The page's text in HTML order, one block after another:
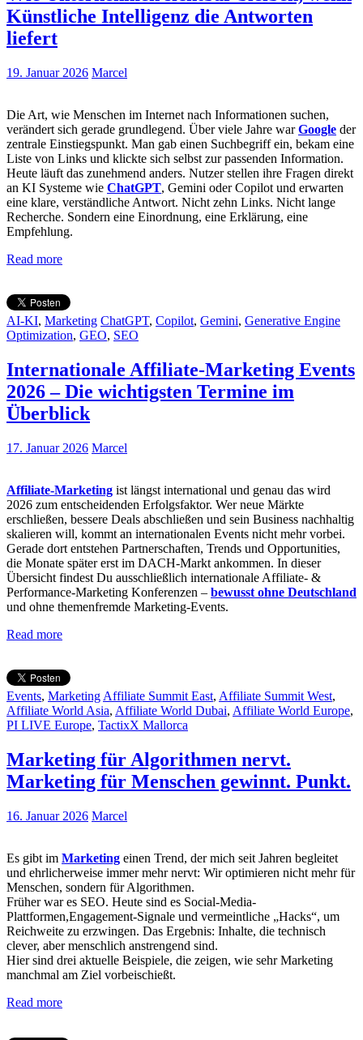
Künstliche Intelligenz die Antworten
liefert
19. Januar 2026 Marcel
Die Art, wie Menschen im Internet nach Informationen suchen,
verändert sich gerade grundlegend. Über viele Jahre warGoogle der
zentrale Einstiegspunkt. Man gab einen Suchbegriff ein, bekam eine
Liste von Links und klickte sich selbst zur passenden Information.
Heute läuft das zunehmend anders. Nutzer stellen ihre Fragen direkt
an KI Systeme wie ChatGPT, Gemini oder Copilot und erwarten
eine klare, verständliche Antwort. Nicht zehn Links. Nicht lange
Recherche. Sondern eine Einordnung, eine Erklärung, eine
Empfehlung.
Read more
AI-KI, Marketing ChatGPT, Copilot, Gemini, Generative Engine
Optimization, GEO, SEO
Internationale Affiliate-Marketing Events
2026 – Die wichtigsten Termine im
Überblick
17. Januar 2026 Marcel
Affiliate-Marketing ist längst international und genau das wird
2026 zum entscheidenden Erfolgsfaktor. Wer neue Märkte
erschließen, bessere Deals abschließen und sein Business nachhaltig
skalieren will, kommt an internationalen Events nicht mehr vorbei.
Gerade dort entstehen Partnerschaften, Trends und Opportunities,
die Monate später erst im DACH-Markt ankommen. In dieser
Übersicht findest Du ausschließlich internationale Affiliate- &
Performance-Marketing Konferenzen – bewusst ohne Deutschland
und ohne themenfremde Marketing-Events.
Read more
Events, Marketing Affiliate Summit East, Affiliate Summit West,
Affiliate World Asia, Affiliate World Dubai, Affiliate World Europe,
PI LIVE Europe, TactixX Mallorca
Marketing für Algorithmen nervt.
Marketing für Menschen gewinnt. Punkt.
16. Januar 2026 Marcel
Es gibt im Marketing einen Trend, der mich seit Jahren begleitet
und ehrlicherweise immer mehr nervt: Wir optimieren nicht mehr für
Menschen, sondern für Algorithmen.
Früher war es SEO. Heute sind es Social-Media-
Plattformen,Engagement-Signale und vermeintliche „Hacks“, um
Reichweite zu erzwingen. Das Ergebnis: Inhalte, die technisch
clever, aber menschlich anstrengend sind.
Hier sind drei aktuelle Beispiele, die zeigen, wie sehr Marketing
manchmal am Ziel vorbeischießt.
Read more